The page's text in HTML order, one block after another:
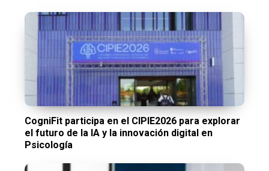
CogniFit participa en el CIPIE2026 para explorar
el futuro de la IA y la innovación digital en
Psicología